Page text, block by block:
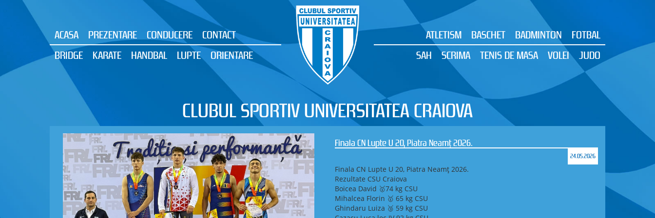
ACASA PREZENTARE CONDUCERE
CONTACT
BRIDGE
KARATE HANDBAL LUPTE ORIENTARE
ATLETISM BASCHET BADMINTON
FOTBAL
SAH
SCRIMA TENIS DE MASA VOLEI JUDO
CLUBUL SPORTIV UNIVERSITATEA CRAIOVA
Finala CN Lupte U 20, Piatra Neamț 2026.
24.05.2026
Finala CN Lupte U 20, Piatra Neamț 2026.
Rezultate CSU Craiova
Boicea David 🥇74 kg CSU
Mihalcea Florin 🥇 65 kg CSU
Ghindaru Luiza 🥉 59 kg CSU